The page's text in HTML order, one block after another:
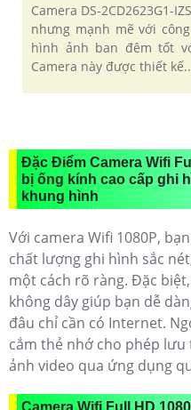
Camera DS-2CD2623G1-
nhưng mạnh mẽ với
hình ảnh ban đêm tốt
Camera này được thiết
Đặc Điểm Camera Wifi
bị ống kính cao cấp ghi
khung hình
Với camera Wifi 1080P,
chất lượng ghi hình sắc
một cách rõ ràng. Đặc
không dây giúp bạn dễ
đâu chỉ cần có Internet.
cắm thẻ nhớ cho phép
ảnh video qua ứng dụng
Camera Wifi Full HD